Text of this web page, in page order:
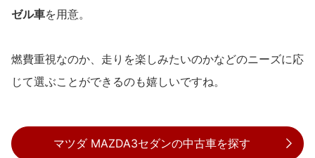
ゼル車を用意。
燃費重視なのか、走りを楽しみたいのかなどのニーズに応
じて選ぶことができるのも嬉しいですね。
マツダ MAZDA3セダンの中古車を探す